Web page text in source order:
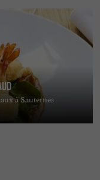
à Sauternes